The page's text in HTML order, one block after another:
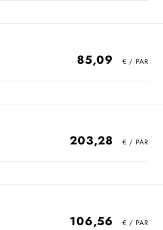
85,09
203,28
106,56